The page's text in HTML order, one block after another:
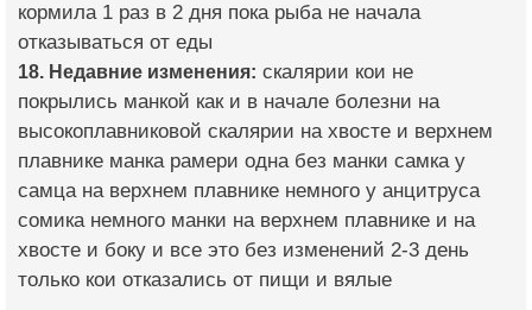
кормила 1 раз в 2 дня пока рыба не начала
отказываться от еды
18. Недавние изменения: скалярии кои не
покрылись манкой как и в начале болезни на
высокоплавниковой скалярии на хвосте и верхнем
плавнике манка рамери одна без манки самка у
самца на верхнем плавнике немного у анцитруса
сомика немного манки на верхнем плавнике и на
хвосте и боку и все это без изменений 2-3 день
только кои отказались от пищи и вялые